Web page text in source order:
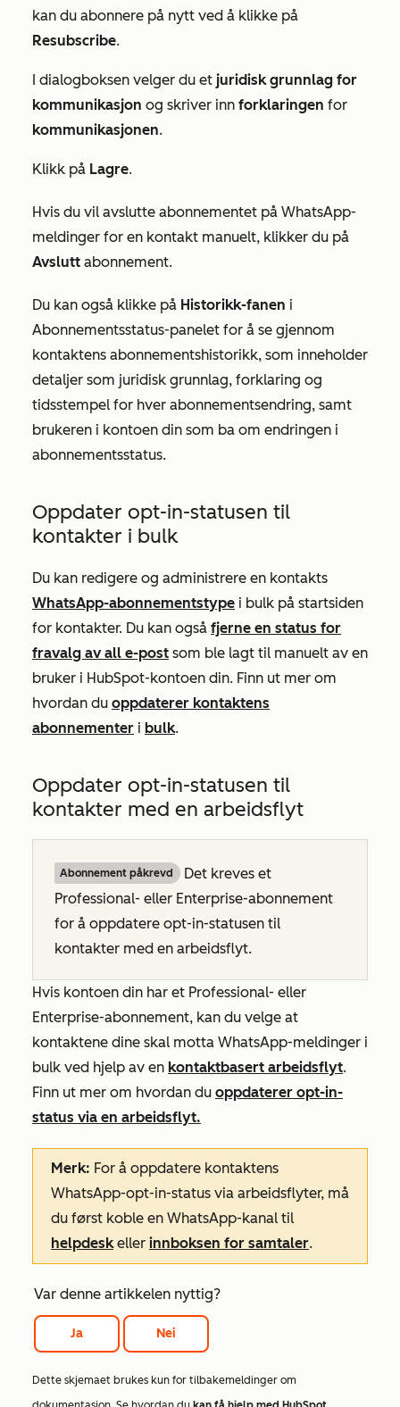
kan du abonnere på nytt ved å klikke på
Resubscribe.
I dialogboksen velger du et juridisk grunnlag for
kommunikasjon og skriver inn forklaringen for
kommunikasjonen.
Klikk på Lagre.
Hvis du vil avslutte abonnementet på WhatsApp-
meldinger for en kontakt manuelt, klikker du på
Avslutt abonnement.
Du kan også klikke på Historikk-fanen i
Abonnementsstatus-panelet for å se gjennom
kontaktens abonnementshistorikk, som inneholder
detaljer som juridisk grunnlag, forklaring og
tidsstempel for hver abonnementsendring, samt
brukeren i kontoen din som ba om endringen i
abonnementsstatus.
Oppdater opt-in-statusen til
kontakter i bulk
Du kan redigere og administrere en kontakts
WhatsApp-abonnementstype i bulk på startsiden
for kontakter. Du kan også fjerne en status for
fravalg av all e-post som ble lagt til manuelt av en
bruker i HubSpot-kontoen din. Finn ut mer om
hvordan du oppdaterer kontaktens
abonnementer i bulk.
Oppdater opt-in-statusen til
kontakter med en arbeidsflyt
Abonnement påkrevd
Det kreves et
Professional- eller Enterprise-abonnement
for å oppdatere opt-in-statusen til
kontakter med en arbeidsflyt.
Hvis kontoen din har et Professional- eller
Enterprise-abonnement, kan du velge at
kontaktene dine skal motta WhatsApp-meldinger i
bulk ved hjelp av en kontaktbasert arbeidsflyt.
Finn ut mer om hvordan du oppdaterer opt-in-
status via en arbeidsflyt.
Merk: For å oppdatere kontaktens
WhatsApp-opt-in-status via arbeidsflyter, må
du først koble en WhatsApp-kanal til
helpdeskeller innboksen for samtaler.
Var denne artikkelen nyttig?
Ja Nei
Dette skjemaet brukes kun for tilbakemeldinger om